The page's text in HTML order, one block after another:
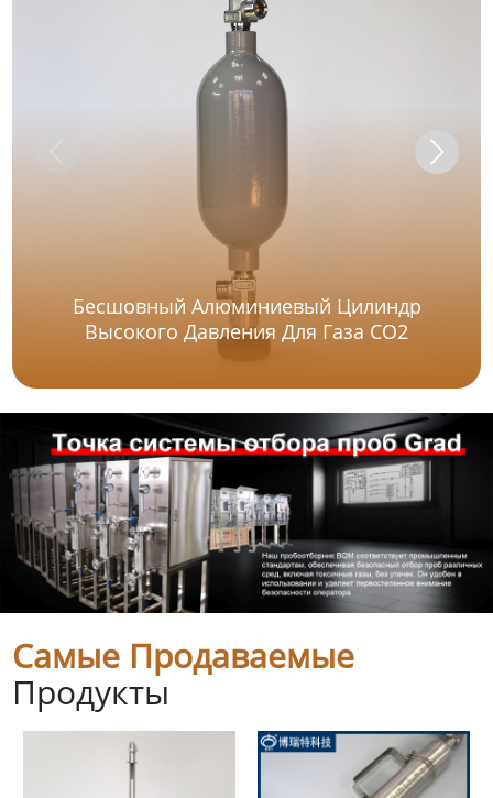
Бесшовный Алюминиевый Цилиндр
Высокого Давления Для Газа CO2
Самые Продаваемые
Продукты